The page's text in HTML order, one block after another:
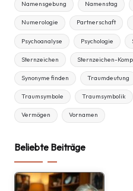
Namensgebung Namenstag
Numerologie Partnerschaft
Psychoanalyse Psychologie
Sternzeichen Sternzeichen-
Synonyme finden Traumdeutung
Traumsymbole Traumsymbolik
Vermögen Vornamen
Beliebte Beiträge